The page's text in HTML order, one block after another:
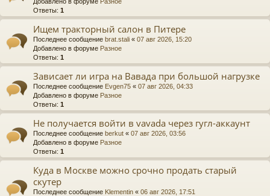
Ответы: 1
Ищем тракторный салон в Питере
Последнее сообщение brat.stali « 07 авг 2026, 15:20
Добавлено в форуме Разное
Ответы: 1
Зависает ли игра на Вавада при большой нагрузке
Последнее сообщение Evgen75 « 07 авг 2026, 04:33
Добавлено в форуме Разное
Ответы: 1
Не получается войти в vavada через гугл-аккаунт
Последнее сообщение berkut « 07 авг 2026, 03:56
Добавлено в форуме Разное
Ответы: 1
Куда в Москве можно срочно продать старый
скутер
Последнее сообщение Klementin « 06 авг 2026, 17:51